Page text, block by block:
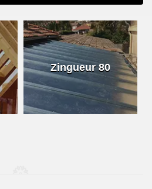
Zingueur 80